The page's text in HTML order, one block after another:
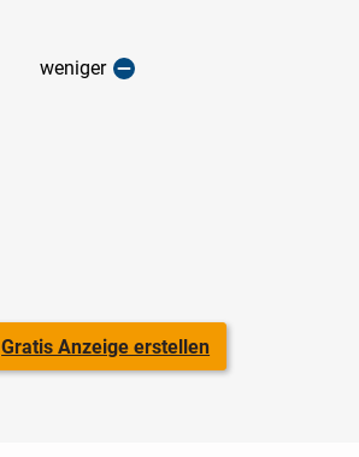
Gratis Anzeige erstellen
weniger